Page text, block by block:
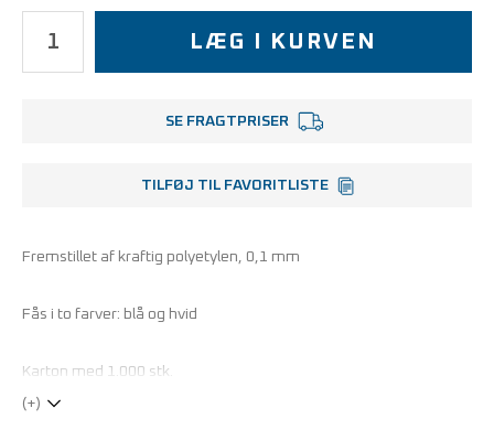
LÆG I KURVEN
SE FRAGTPRISER
TILFØJ TIL FAVORITLISTE
Fremstillet af kraftig polyetylen, 0,1 mm
Fås i to farver: blå og hvid
Karton med 1.000 stk.
(+)